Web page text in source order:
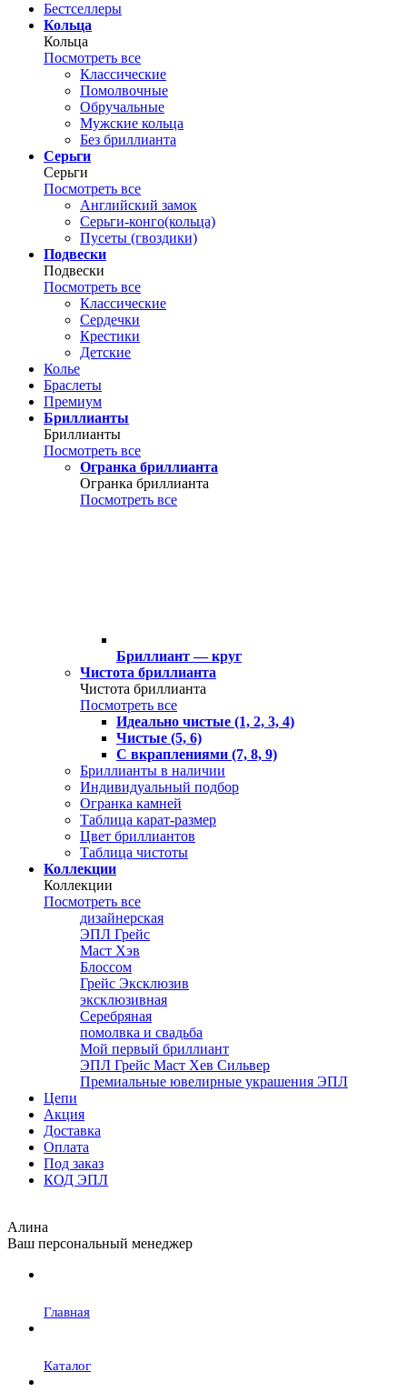
Бестселлеры
Кольца
Кольца
Посмотреть все
Классические
Помолвочные
Обручальные
Мужские кольца
Без бриллианта
Серьги
Серьги
Посмотреть все
Английский замок
Серьги-конго(кольца)
Пусеты (гвоздики)
Подвески
Подвески
Посмотреть все
Классические
Сердечки
Крестики
Детские
Колье
Браслеты
Премиум
Бриллианты
Бриллианты
Посмотреть все
Огранка бриллианта
Огранка бриллианта
Посмотреть все
Бриллиант — круг
Чистота бриллианта
Чистота бриллианта
Посмотреть все
Идеально чистые (1, 2, 3, 4)
Чистые (5, 6)
С вкраплениями (7, 8, 9)
Бриллианты в наличии
Индивидуальный подбор
Огранка камней
Таблица карат-размер
Цвет бриллиантов
Таблица чистоты
Коллекции
Коллекции
Посмотреть все
дизайнерская
ЭПЛ Грейс
Маст Хэв
Блоссом
Грейс Эксклюзив
эксклюзивная
Серебряная
помолвка и свадьба
Мой первый бриллиант
ЭПЛ Грейс Маст Хев Сильвер
Премиальные ювелирные украшения ЭПЛ
Цепи
Акция
Доставка
Оплата
Под заказ
КОД ЭПЛ
Алина
Ваш персональный менеджер
Главная
Каталог